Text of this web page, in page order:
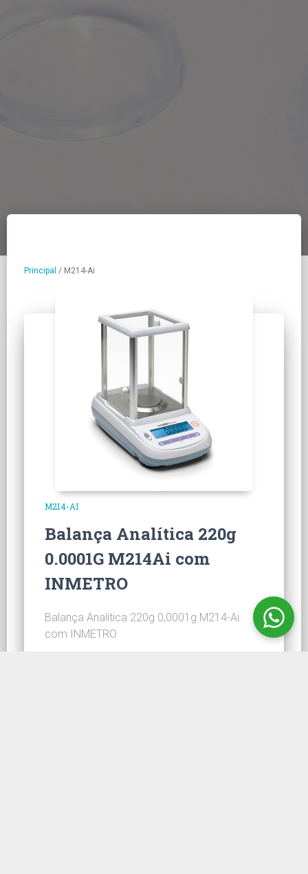
Principal / M214-Ai
M214-AI
Balança Analítica 220g
0.0001G M214Ai com
INMETRO
Balança Analítica 220g 0,0001g M214-Ai
com INMETRO